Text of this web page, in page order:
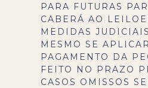
PARA FUTURAS
CABERÁ AO
MEDIDAS
MESMO SE
PAGAMENTO DA
FEITO NO PRAZO
CASOS OMISSOS